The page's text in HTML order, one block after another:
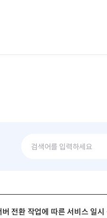
전환 작업에 따른 서비스 일시